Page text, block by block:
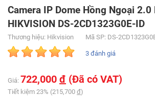
Camera IP Dome Hồng Ngoại
HIKVISION DS-2CD1323G0E-ID
Thương hiệu: Hikvision Mã SP: DS-
3 đánh giá
Giá: 722,000 đ (Đã có VAT)
Tiết kiệm 23% (215,700 đ)